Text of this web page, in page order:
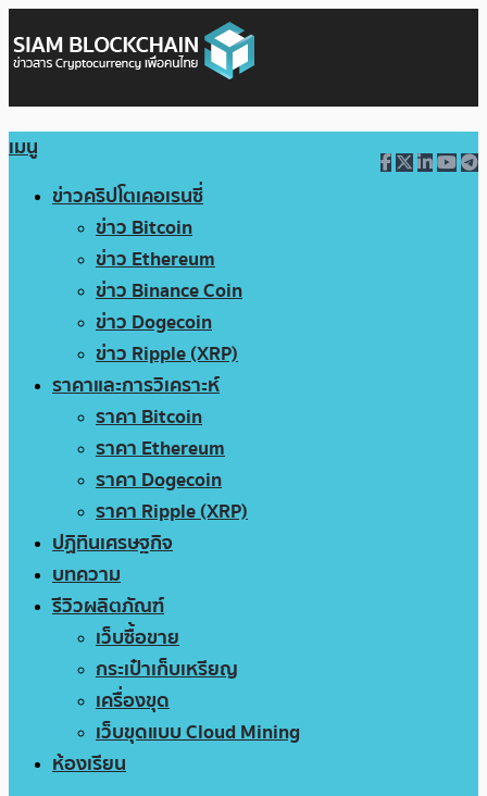
เมนู
ข่าวคริปโตเคอเรนซี่
ข่าว Bitcoin
ข่าว Ethereum
ข่าว Binance Coin
ข่าว Dogecoin
ข่าว Ripple (XRP)
ราคาและการวิเคราะห์
ราคา Bitcoin
ราคา Ethereum
ราคา Dogecoin
ราคา Ripple (XRP)
ปฏิทินเศรษฐกิจ
บทความ
รีวิวผลิตภัณฑ์
เว็บซื้อขาย
กระเป๋าเก็บเหรียญ
เครื่องขุด
เว็บขุดแบบ Cloud Mining
ห้องเรียน